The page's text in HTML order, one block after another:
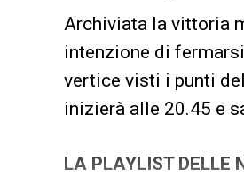
Archiviata la vittoria
intenzione di
vertice visti i punti
inizierà alle 20.45 e
LA PLAYLIST DELLE